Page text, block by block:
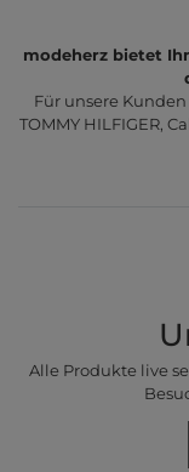
modeherz bietet
Für unsere
TOMMY HILFIGER,
Alle Produkte live